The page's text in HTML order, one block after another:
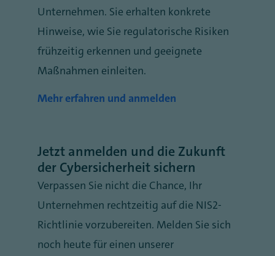
Unternehmen. Sie erhalten konkrete
Hinweise, wie Sie regulatorische Risiken
frühzeitig erkennen und geeignete
Maßnahmen einleiten.
Mehr erfahren und anmelden
Jetzt anmelden und die Zukunft
der Cybersicherheit sichern
Verpassen Sie nicht die Chance, Ihr
Unternehmen rechtzeitig auf die NIS2-
Richtlinie vorzubereiten. Melden Sie sich
noch heute für einen unserer